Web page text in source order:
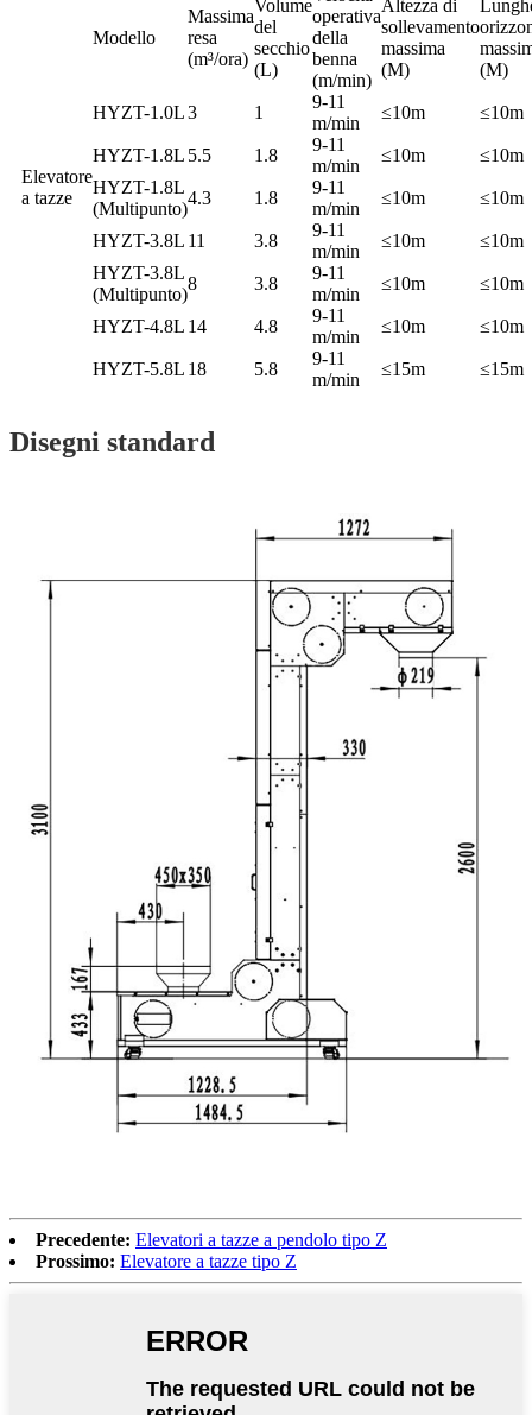
Elevatore
a tazze
Modello
Massima
resa
(m³/ora)
Volume
del
secchio
(L)
operativa
della
benna
(m/min)
Altezza di
sollevamento
massima
(M)
(M)
HYZT-1.0L3 1
9-11
m/min
≤10m ≤10m
HYZT-1.8L 5.5 1.8
9-11
m/min
≤10m
≤10m
HYZT-1.8L
(Multipunto)
4.3 1.8
9-11
m/min
≤10m ≤10m
HYZT-3.8L 11 3.8
9-11
m/min
≤10m
≤10m
HYZT-3.8L
(Multipunto)
8 3.8
9-11
m/min
≤10m ≤10m
HYZT-4.8L 14 4.8
9-11
m/min
≤10m ≤10m
HYZT-5.8L 18 5.8
9-11
m/min
≤15m ≤15m
Disegni standard
Precedente: Elevatori a tazze a pendolo tipo Z
Prossimo: Elevatore a tazze tipo Z